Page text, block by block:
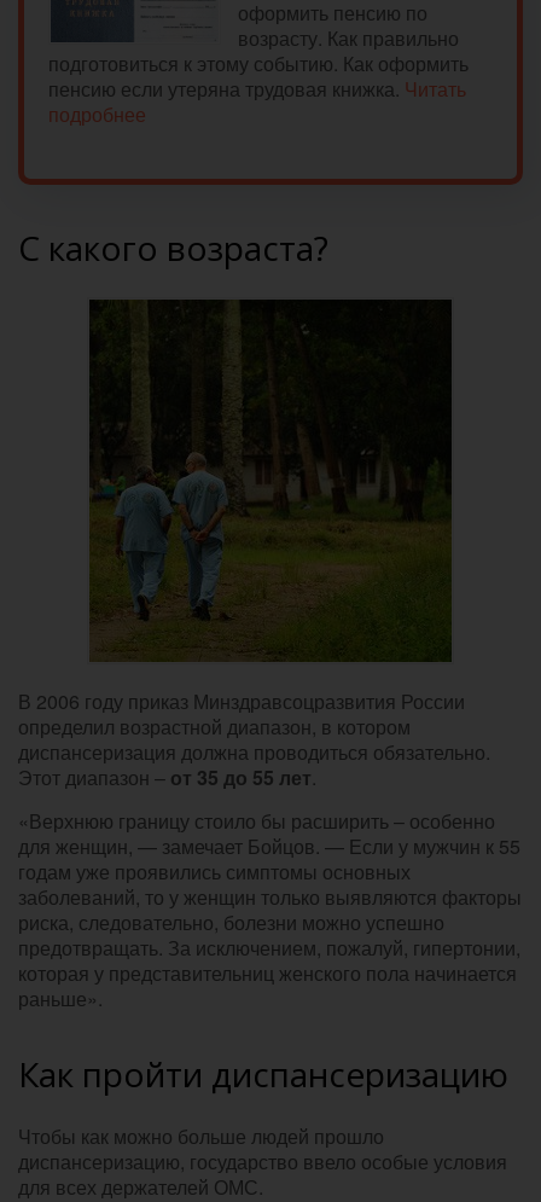
оформить пенсию по
возрасту. Как правильно
подготовиться к этому событию. Как оформить
пенсию если утеряна трудовая книжка. Читать
подробнее
С какого возраста?
В 2006 году приказ Минздравсоцразвития России
определил возрастной диапазон, в котором
диспансеризация должна проводиться обязательно.
Этот диапазон – от 35 до 55 лет.
«Верхнюю границу стоило бы расширить – особенно
для женщин, — замечает Бойцов. — Если у мужчин к 55
годам уже проявились симптомы основных
заболеваний, то у женщин только выявляются факторы
риска, следовательно, болезни можно успешно
предотвращать. За исключением, пожалуй, гипертонии,
которая у представительниц женского пола начинается
раньше».
Как пройти диспансеризацию
Чтобы как можно больше людей прошло
диспансеризацию, государство ввело особые условия
для всех держателей ОМС.